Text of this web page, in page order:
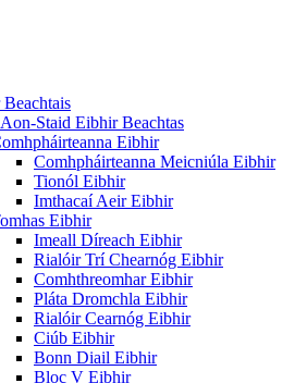
Staid Eibhir Beachtas
Eibhir
Comhpháirteanna Meicniúla Eibhir
Tionól Eibhir
Imthacaí Aeir Eibhir
Eibhir
Imeall Díreach Eibhir
Rialóir Trí Chearnóg Eibhir
Comhthreomhar Eibhir
Pláta Dromchla Eibhir
Rialóir Cearnóg Eibhir
Ciúb Eibhir
Bonn Diail Eibhir
Bloc V Eibhir